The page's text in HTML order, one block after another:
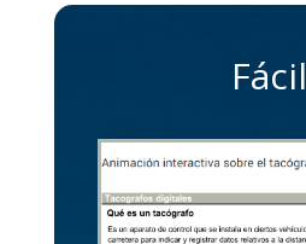
Fácil